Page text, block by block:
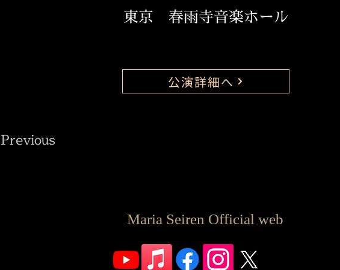
東京 春雨寺音楽ホール
公演詳細へ
Previous
Maria Seiren Official web